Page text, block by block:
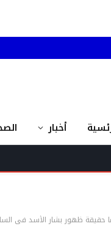
أخبار
حقيقة ظهور بشار الأسد في